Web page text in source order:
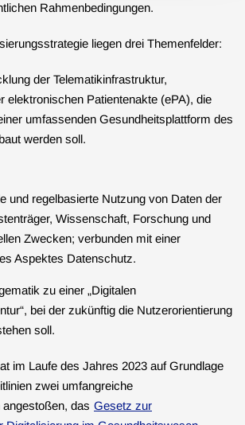
Rahmenbedingungen.
liegen drei Themenfelder:
der Telematikinfrastruktur,
elektronischen Patientenakte (ePA), die
umfassenden Gesundheitsplattform des
werden soll.
und regelbasierte Nutzung von Daten der
Wissenschaft, Forschung und
Zwecken; verbunden mit einer
Aspektes Datenschutz.
zu einer „Digitalen
bei der zukünftig die Nutzerorientierung
soll.
im Laufe des Jahres 2023 auf Grundlage
zwei umfangreiche
das Gesetz zur